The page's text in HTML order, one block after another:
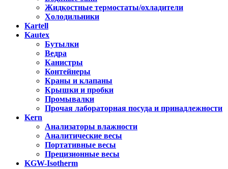
Жидкостные термостаты/охладители
Холодильники
Kartell
Kautex
Бутылки
Ведра
Канистры
Контейнеры
Краны и клапаны
Крышки и пробки
Промывалки
Прочая лабораторная посуда и принадлежности
Kern
Анализаторы влажности
Аналитические весы
Портативные весы
Прецизионные весы
KGW-Isotherm